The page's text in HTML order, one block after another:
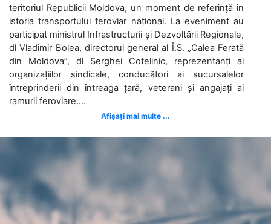
teritoriul Republicii Moldova, un moment de referință în
istoria transportului feroviar național. La eveniment au
participat ministrul Infrastructurii și Dezvoltării Regionale,
dl Vladimir Bolea, directorul general al Î.S. „Calea Ferată
din Moldova”, dl Serghei Cotelinic, reprezentanți ai
organizațiilor sindicale, conducători ai sucursalelor
întreprinderii din întreaga țară, veterani și angajați ai
ramurii feroviare....
Afișați mai multe ...